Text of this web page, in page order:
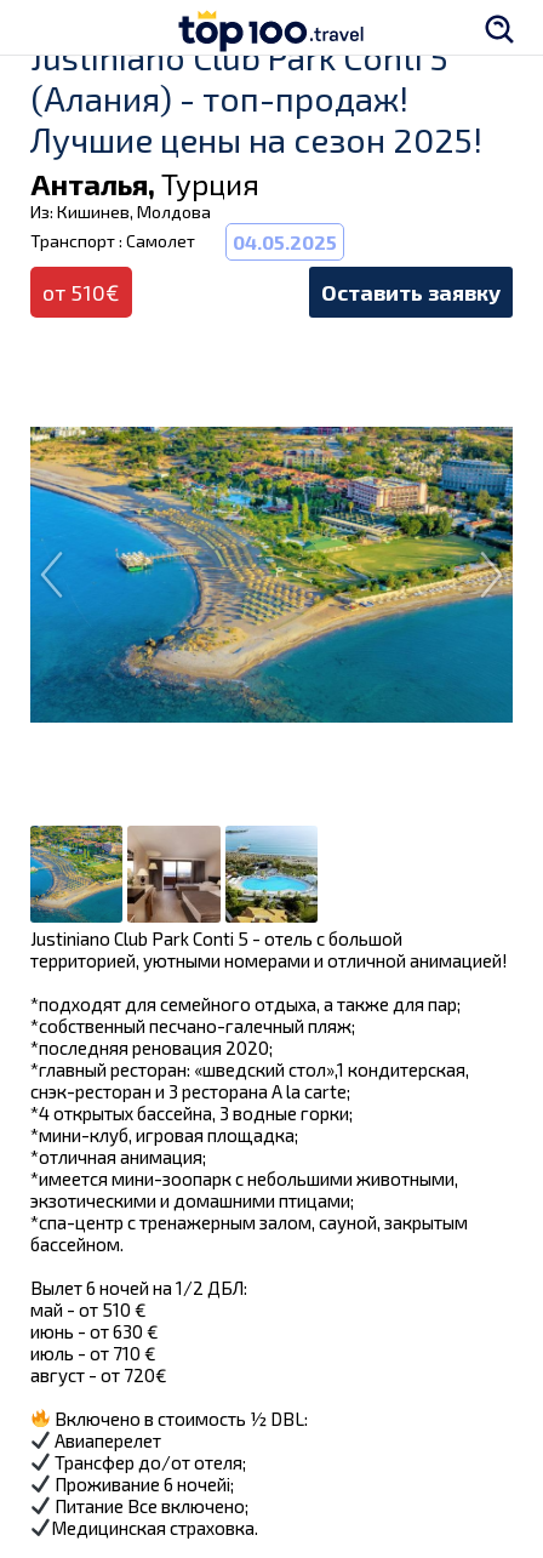
Justiniano Club Park Conti 5
(Алания) - топ-продаж!
Лучшие цены на сезон 2025!
Анталья, Турция
Из: Кишинев, Молдова
Транспорт : Самолет
04.05.2025
от 510€ Оставить заявку
Justiniano Club Park Conti 5 - отель с большой
территорией, уютными номерами и отличной анимацией!
*подходят для семейного отдыха, а также для пар;
*собственный песчано-галечный пляж;
*последняя реновация 2020;
*главный ресторан: «шведский стол»,1 кондитерская,
снэк-ресторан и 3 ресторана А la carte;
*4 открытых бассейна, 3 водные горки;
*мини-клуб, игровая площадка;
*отличная анимация;
*имеется мини-зоопарк с небольшими животными,
экзотическими и домашними птицами;
*спа-центр с тренажерным залом, сауной, закрытым
бассейном.
Вылет 6 ночей на 1/2 ДБЛ:
май - от 510 €
июнь - от 630 €
июль - от 710 €
август - от 720€
Включено в стоимость ½ DBL:
Авиаперелет
Трансфер до/от отеля;
Проживание 6 ночейi;
Питание Все включено;
Медицинская страховка.